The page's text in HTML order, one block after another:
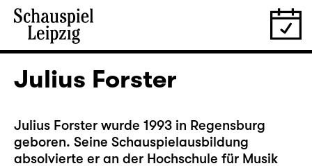
Julius Forster
Julius Forster wurde 1993 in Regensburg
geboren. Seine Schauspielausbildung
absolvierte er an der Hochschule für Musik